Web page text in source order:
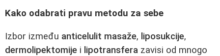
Kako odabrati pravu metodu za sebe
Izbor između anticelulit masaže, liposukcije,
dermolipektomije i lipotransfera zavisi od mnogo